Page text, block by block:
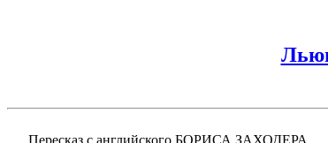
Пересказ с английского БОРИСА ЗАХОДЕРА